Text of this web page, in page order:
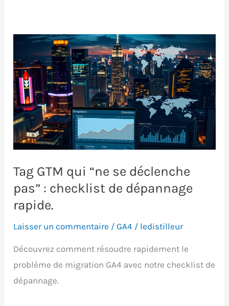
Tag GTM qui “ne se déclenche
pas” : checklist de dépannage
rapide.
Laisser un commentaire /GA4 / ledistilleur
Découvrez comment résoudre rapidement le
problème de migration GA4 avec notre checklist de
dépannage.